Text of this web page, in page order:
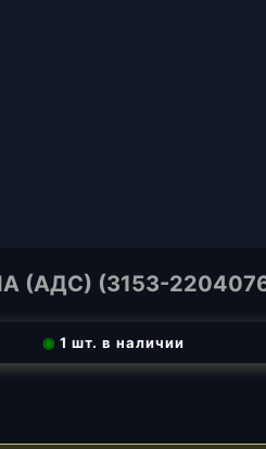
(3153-
◉ 1 шт. в наличии